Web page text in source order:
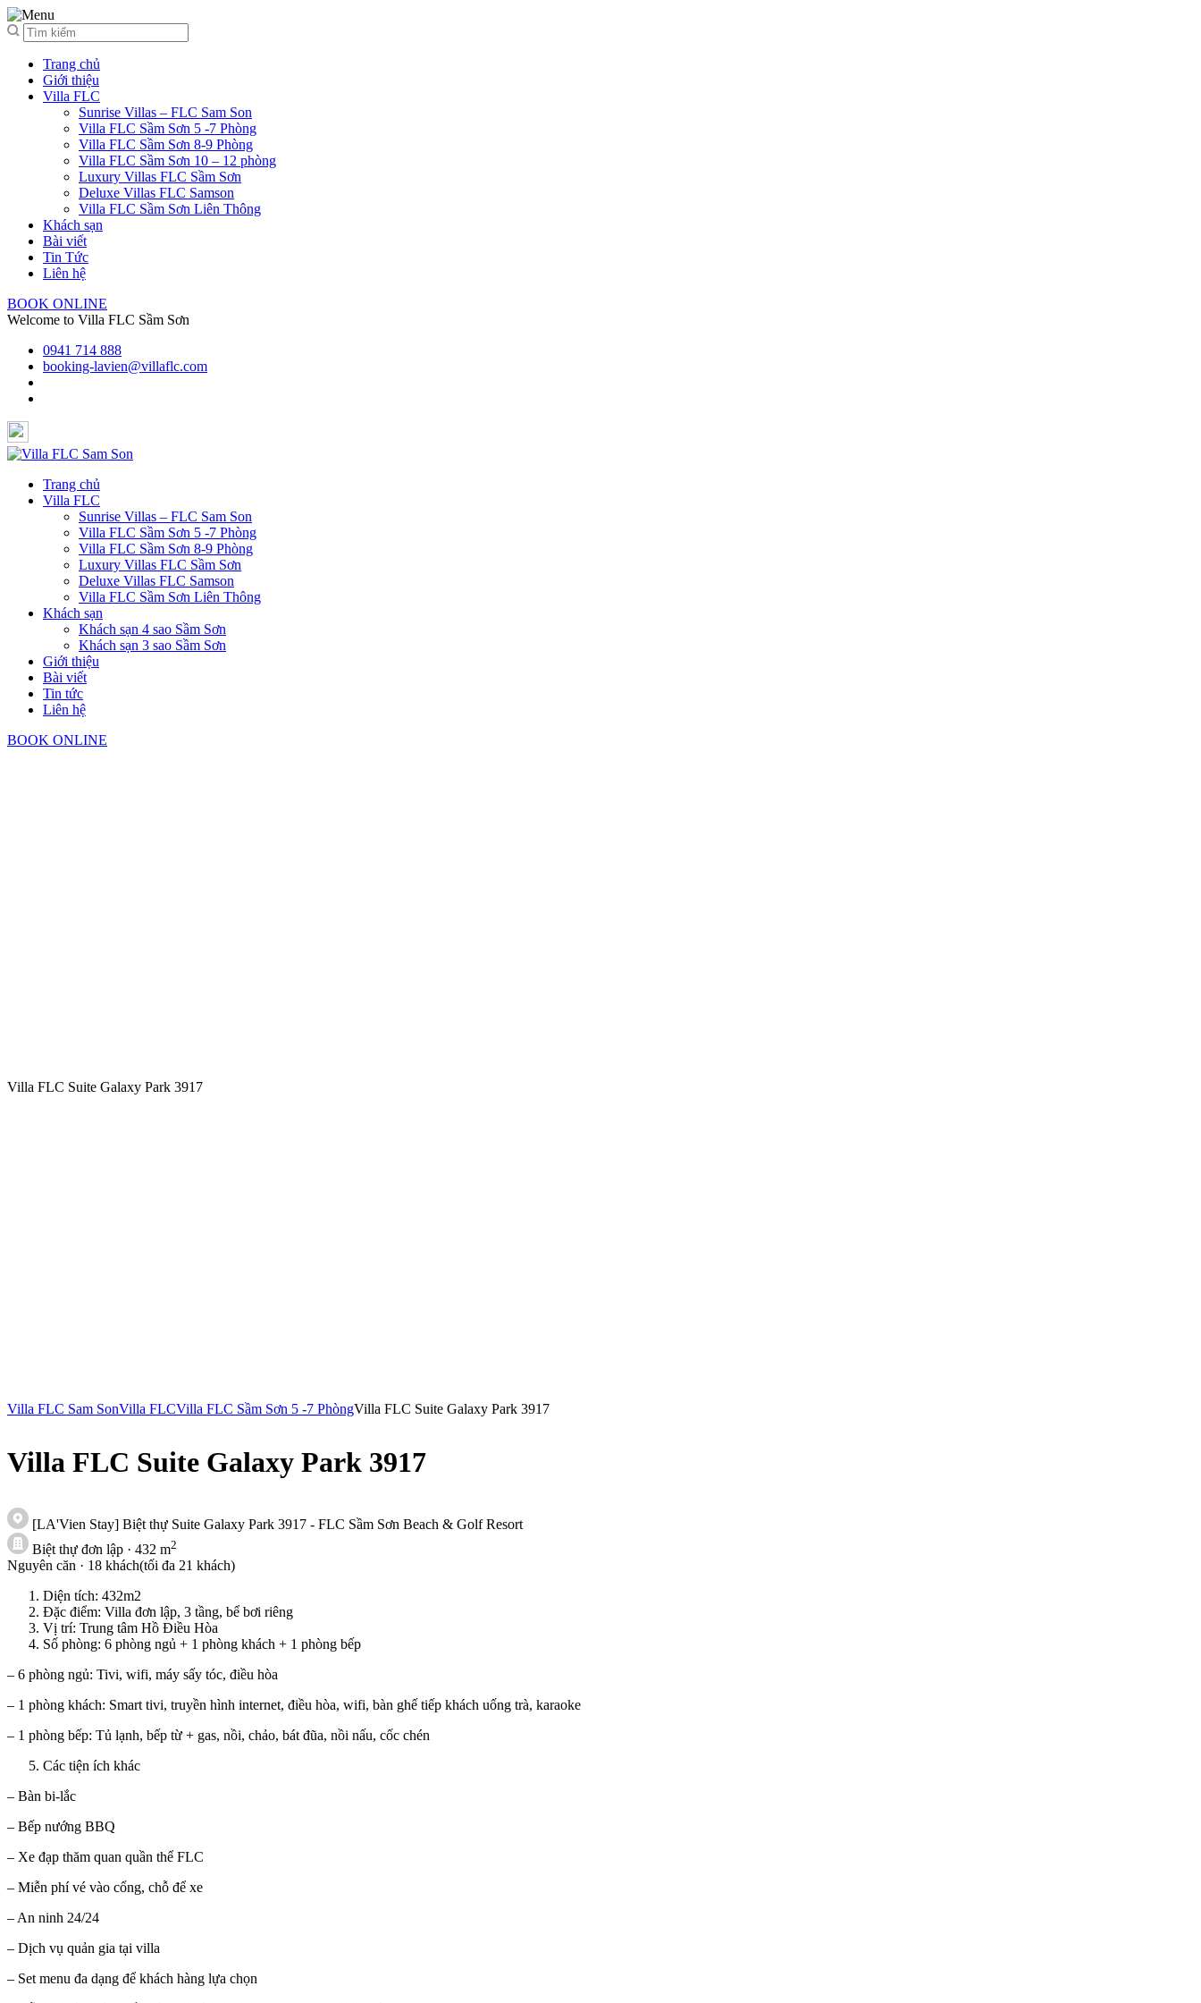
Trang chủ
Giới thiệu
Villa FLC
Sunrise Villas – FLC Sam Son
Villa FLC Sầm Sơn 5 -7 Phòng
Villa FLC Sầm Sơn 8-9 Phòng
Villa FLC Sầm Sơn 10 – 12 phòng
Luxury Villas FLC Sầm Sơn
Deluxe Villas FLC Samson
Villa FLC Sầm Sơn Liên Thông
Khách sạn
Bài viết
Tin Tức
Liên hệ
BOOK ONLINE
Welcome to Villa FLC Sầm Sơn
0941 714 888
booking-lavien@villaflc.com
Trang chủ
Villa FLC
Sunrise Villas – FLC Sam Son
Villa FLC Sầm Sơn 5 -7 Phòng
Villa FLC Sầm Sơn 8-9 Phòng
Luxury Villas FLC Sầm Sơn
Deluxe Villas FLC Samson
Villa FLC Sầm Sơn Liên Thông
Khách sạn
Khách sạn 4 sao Sầm Sơn
Khách sạn 3 sao Sầm Sơn
Giới thiệu
Bài viết
Tin tức
Liên hệ
BOOK ONLINE
Villa FLC Suite Galaxy Park 3917
Villa FLC Sam SonVilla FLCVilla FLC Sầm Sơn 5 -7 PhòngVilla FLC Suite Galaxy Park 3917
Villa FLC Suite Galaxy Park 3917
[LA'Vien Stay] Biệt thự Suite Galaxy Park 3917 - FLC Sầm Sơn Beach & Golf Resort
Biệt thự đơn lập · 432 m2
Nguyên căn · 18 khách(tối đa 21 khách)
Diện tích: 432m2
Đặc điểm: Villa đơn lập, 3 tầng, bể bơi riêng
Vị trí: Trung tâm Hồ Điều Hòa
Số phòng: 6 phòng ngủ + 1 phòng khách + 1 phòng bếp
– 6 phòng ngủ: Tivi, wifi, máy sấy tóc, điều hòa
– 1 phòng khách: Smart tivi, truyền hình internet, điều hòa, wifi, bàn ghế tiếp khách uống trà, karaoke
– 1 phòng bếp: Tủ lạnh, bếp từ + gas, nồi, chảo, bát đũa, nồi nấu, cốc chén
Các tiện ích khác
– Bàn bi-lắc
– Bếp nướng BBQ
– Xe đạp thăm quan quần thể FLC
– Miễn phí vé vào cổng, chỗ để xe
– An ninh 24/24
– Dịch vụ quản gia tại villa
– Set menu đa dạng để khách hàng lựa chọn